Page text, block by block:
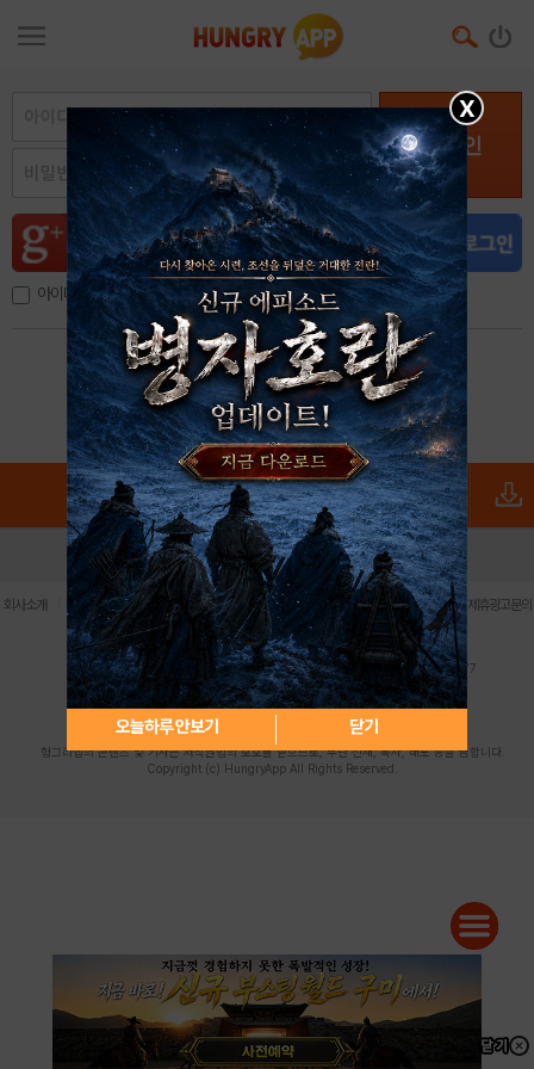
로그인
아이디, 이메일 저장
아이디 / 비밀번호 찾기 회원가입
X
오늘하루 안보기 닫기
로그인 PC버전 전체앱
회사소개 이용약관 | 개인정보 처리방침 | 청소년 보호정책 | 불법촬영물 신고센터 | 제휴광고문의
사업자등록번호:119-86-61101 (주)스마트나우 대표이사:송현두
주소: 서울시 금천구 가산디지털1로 171 연락처:063-284-8635 팩스:02-6265-0377
청소년보호책임자:김동욱desk@hungryapp.co.kr
등록번호:서울아02322 | 등록일자:2016년4월25일
발행인:(주)스마트나우 송현두 | 편집인:김동욱
헝그리앱의 콘텐츠 및 기사는 저작권법의 보호를 받으므로, 무단 전재, 복사, 배포 등을 금합니다.
Copyright (c) HungryApp All Rights Reserved.